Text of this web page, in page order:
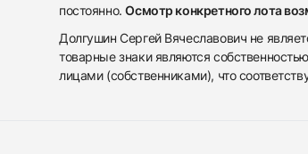
постоянно.Осмотр конкретного лота
Долгушин Сергей Вячеславович не
товарные знаки являются
лицами (собственниками), что